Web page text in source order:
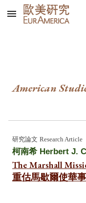
Skip to main content
American
研究論文 Research Article
柯南希 Herbert J.
The Marshall
重估馬歇爾使華